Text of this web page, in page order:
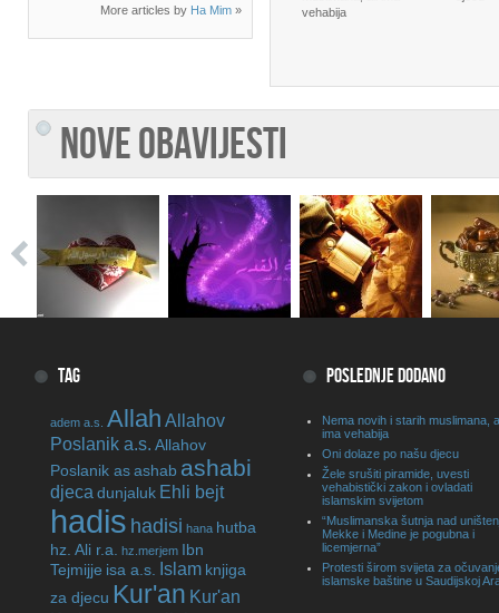
More articles by Ha Mim »
vehabija
NOVE OBAVIJESTI
TAG
adem a.s. Allah Allahov
Poslanik a.s. Allahov
Poslanik asashab ashabi
djeca dunjaluk Ehli bejt
hadis hadisi hana hutba
hz. Ali r.a.
hz.merjem Ibn
Tejmijje isa a.s. Islam knjiga
za djecu Kur'an Kur'an
POSLEDNJE DODANO
Nema novih i starih muslimana,
ima vehabija
Oni dolaze po našu djecu
Žele srušiti piramide, uvesti
vehabistički zakon i ovladati
islamskim svijetom
“Muslimanska šutnja nad
Mekke i Medine je pogubna i
licemjerna”
Protesti širom svijeta za
islamske baštine u Saudijskoj